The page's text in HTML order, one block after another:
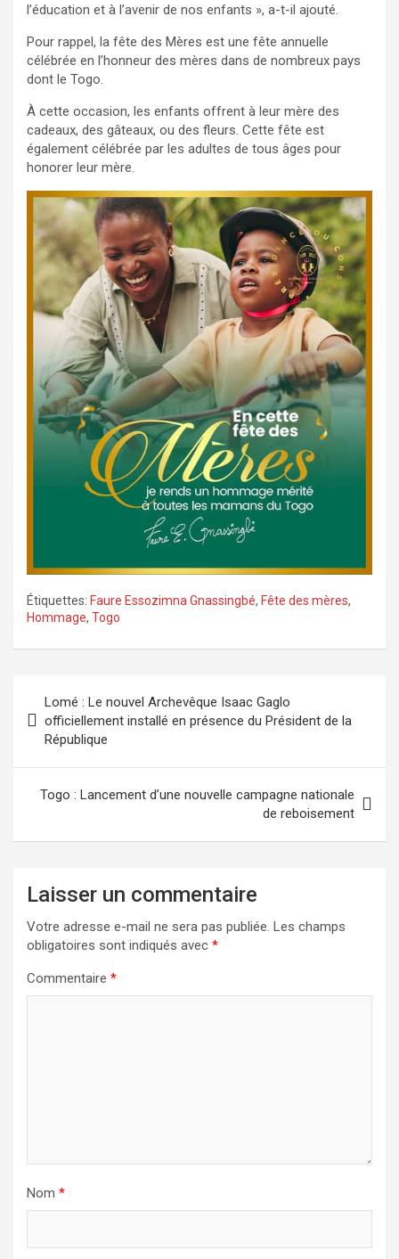
l’éducation et à l’avenir de nos enfants », a-t-il ajouté.
Pour rappel, la fête des Mères est une fête annuelle
célébrée en l’honneur des mères dans de nombreux pays
dont le Togo.
À cette occasion, les enfants offrent à leur mère des
cadeaux, des gâteaux, ou des fleurs. Cette fête est
également célébrée par les adultes de tous âges pour
honorer leur mère.
Étiquettes: Faure Essozimna Gnassingbé, Fête des mères,
Hommage, Togo
de
l’article
Lomé : Le nouvel Archevêque Isaac Gaglo
officiellement installé en présence du Président de la
République
Togo : Lancement d’une nouvelle campagne nationale
de reboisement
Laisser un commentaire
Votre adresse e-mail ne sera pas publiée. Les champs
obligatoires sont indiqués avec *
Commentaire *
Nom *